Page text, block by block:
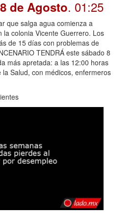
de Agosto. 01:25
que salga agua comienza a
la colonia Vicente Guerrero. Los
de 15 días con problemas de
TENDRÁ este sábado 8
más apretada: a las 12:00 horas
la Salud, con médicos, enfermeros